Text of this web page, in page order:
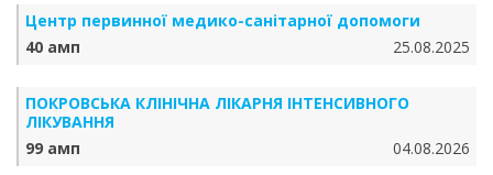
Центр первинної медико-санітарної допомоги
40 амп
25.08.2025
ПОКРОВСЬКА КЛІНІЧНА ЛІКАРНЯ ІНТЕНСИВНОГО
ЛІКУВАННЯ
99 амп
04.08.2026